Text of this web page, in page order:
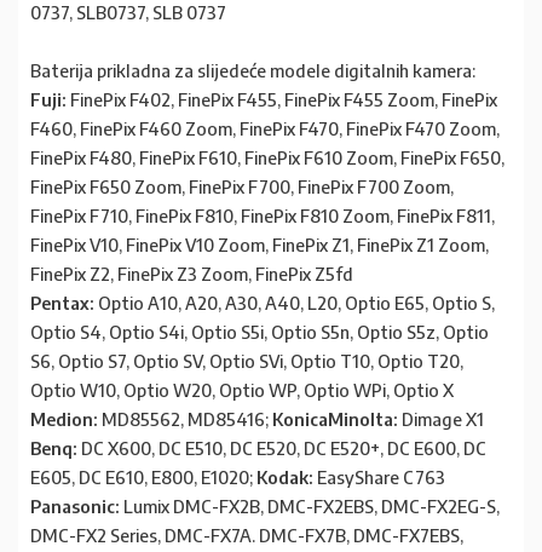
0737, SLB0737, SLB 0737
Baterija prikladna za slijedeće modele digitalnih kamera:
Fuji: FinePix F402, FinePix F455, FinePix F455 Zoom, FinePix
F460, FinePix F460 Zoom, FinePix F470, FinePix F470 Zoom,
FinePix F480, FinePix F610, FinePix F610 Zoom, FinePix F650,
FinePix F650 Zoom, FinePix F700, FinePix F700 Zoom,
FinePix F710, FinePix F810, FinePix F810 Zoom, FinePix F811,
FinePix V10, FinePix V10 Zoom, FinePix Z1, FinePix Z1 Zoom,
FinePix Z2, FinePix Z3 Zoom, FinePix Z5fd
Pentax: Optio A10, A20, A30, A40, L20, Optio E65, Optio S,
Optio S4, Optio S4i, Optio S5i, Optio S5n, Optio S5z, Optio
S6, Optio S7, Optio SV, Optio SVi, Optio T10, Optio T20,
Optio W10, Optio W20, Optio WP, Optio WPi, Optio X
Medion: MD85562, MD85416; KonicaMinolta: Dimage X1
Benq: DC X600, DC E510, DC E520, DC E520+, DC E600, DC
E605, DC E610, E800, E1020; Kodak: EasyShare C763
Panasonic: Lumix DMC-FX2B, DMC-FX2EBS, DMC-FX2EG-S,
DMC-FX2 Series, DMC-FX7A. DMC-FX7B, DMC-FX7EBS,